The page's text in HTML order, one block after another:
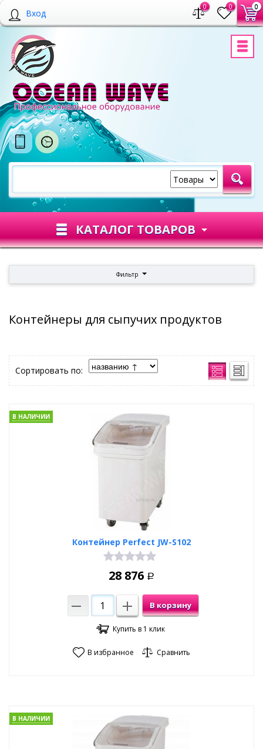
Вход
0 0 0
КАТАЛОГ ТОВАРОВ
Фильтр
Контейнеры для сыпучих продуктов
Сортировать по:
Контейнер Perfect JW-S102
В НАЛИЧИИ
28 876 Р
В корзину
Купить в 1 клик
В избранное Сравнить
В НАЛИЧИИ